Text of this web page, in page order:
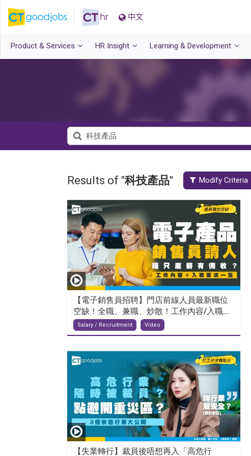
中文
Product & Services HR Insight Learning & Development
Results of "科技產品" Modify Criteria
【電子銷售員招聘】門店前線人員最新職位
空缺！全職、兼職、炒散！工作內容/入職...
Salary / Recruitment Video
【失業轉行】裁員後唔想再入「高危行